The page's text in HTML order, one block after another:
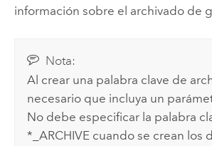
información sobre el archivado de
Nota:
Al crear una palabra clave de
necesario que incluya un
No debe especificar la palabra
*_ARCHIVE cuando se crean los